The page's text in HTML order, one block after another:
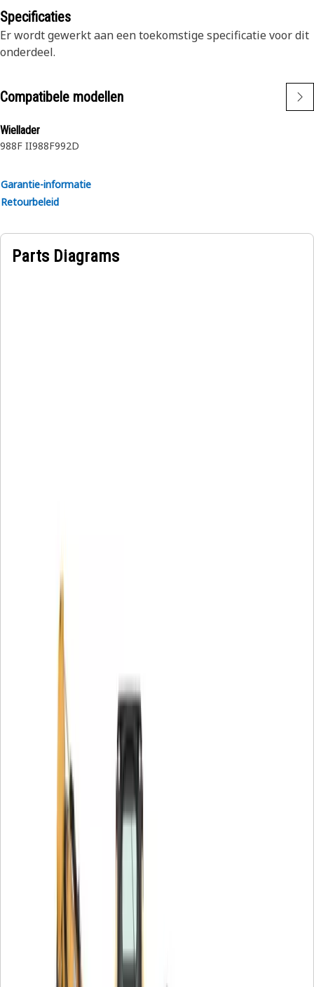
Specificaties
Er wordt gewerkt aan een toekomstige specificatie voor dit
onderdeel.
Compatibele modellen
Wiellader
988F II988F992D
Garantie-informatie
Retourbeleid
Parts Diagrams